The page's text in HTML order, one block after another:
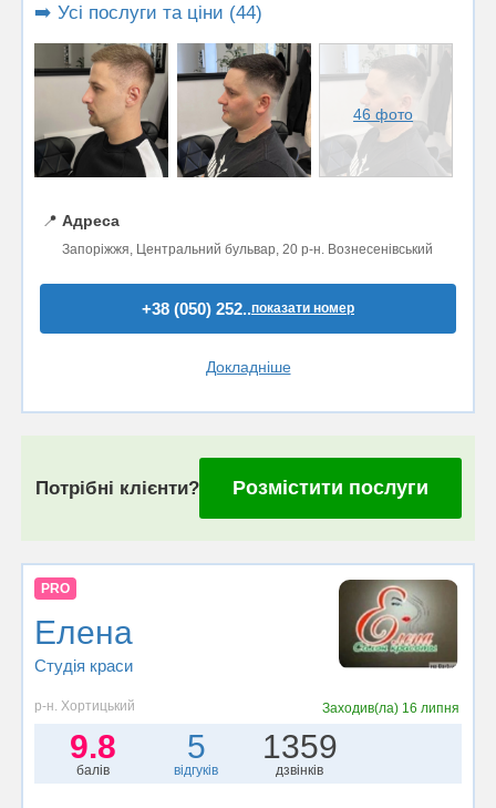
➡️ Усі послуги та ціни (44)
46 фото
📍 Адреса
Запоріжжя, Центральний бульвар, 20 р-н. Вознесенівський
+38 (050) 252..показати номер
Докладніше
Потрібні клієнти? Розмістити послуги
PRO
Елена
Студія краси
р-н. Хортицький Заходив(ла) 16 липня
9.8
балів
5
відгуків
1359
дзвінків